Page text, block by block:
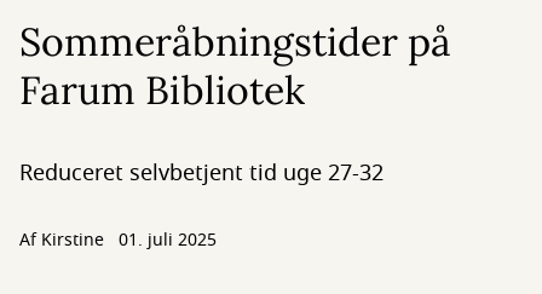
Sommeråbningstider på
Farum Bibliotek
Reduceret selvbetjent tid uge 27-32
AfKirstine 01. juli 2025